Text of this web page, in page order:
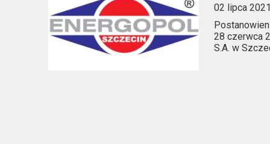
02 lipca
28 czerwca
S.A. w